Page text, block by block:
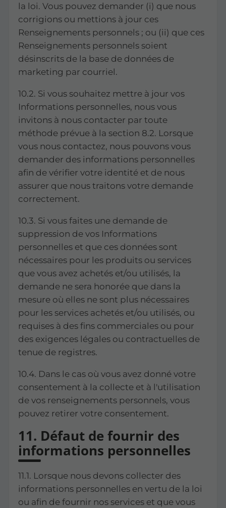
la loi. Vous pouvez demander (i) que nous
corrigions ou mettions à jour ces
Renseignements personnels ; ou (ii) que ces
Renseignements personnels soient
désinscrits de la base de données de
marketing par courriel.
10.2. Si vous souhaitez mettre à jour vos
Informations personnelles, nous vous
invitons à nous contacter par toute
méthode prévue à la section 8.2. Lorsque
vous nous contactez, nous pouvons vous
demander des informations personnelles
afin de vérifier votre identité et de nous
assurer que nous traitons votre demande
correctement.
10.3. Si vous faites une demande de
suppression de vos Informations
personnelles et que ces données sont
nécessaires pour les produits ou services
que vous avez achetés et/ou utilisés, la
demande ne sera honorée que dans la
mesure où elles ne sont plus nécessaires
pour les services achetés et/ou utilisés, ou
requises à des fins commerciales ou pour
des exigences légales ou contractuelles de
tenue de registres.
10.4. Dans le cas où vous avez donné votre
consentement à la collecte et à l'utilisation
de vos renseignements personnels, vous
pouvez retirer votre consentement.
11. Défaut de fournir des
informations personnelles
11.1. Lorsque nous devons collecter des
informations personnelles en vertu de la loi
ou afin de fournir nos services et que vous